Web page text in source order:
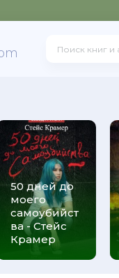
50 дней до
моего
самоубийст
ва - Стейс
Крамер